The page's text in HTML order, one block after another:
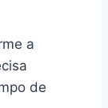
a
de